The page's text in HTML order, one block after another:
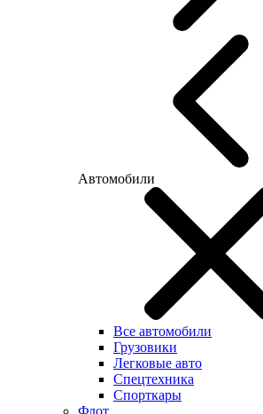
Автомобили
Все автомобили
Грузовики
Легковые авто
Спецтехника
Спорткары
Флот